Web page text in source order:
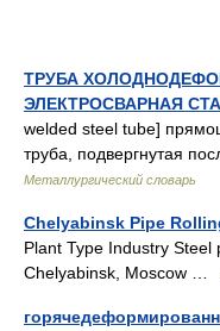
ТРУБА
ЭЛЕКТРОСВАРНАЯ
welded steel tube]
труба, подвергнутая
Металлургический словарь
Chelyabinsk Pipe
Plant Type Industry
Chelyabinsk, Moscow …